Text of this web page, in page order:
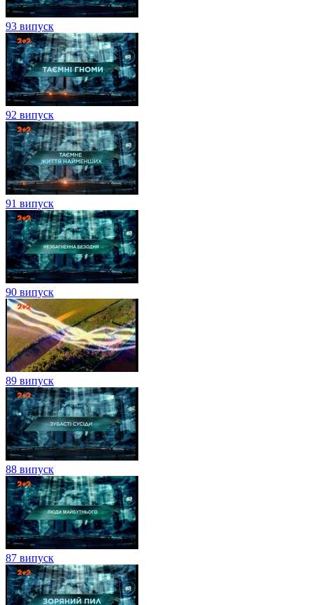
93 випуск
92 випуск
91 випуск
90 випуск
89 випуск
88 випуск
87 випуск